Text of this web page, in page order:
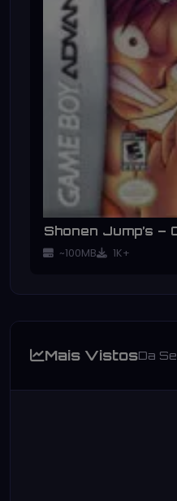
Shonen Jump’s –
~100MB 1K+
Mais VistosDa